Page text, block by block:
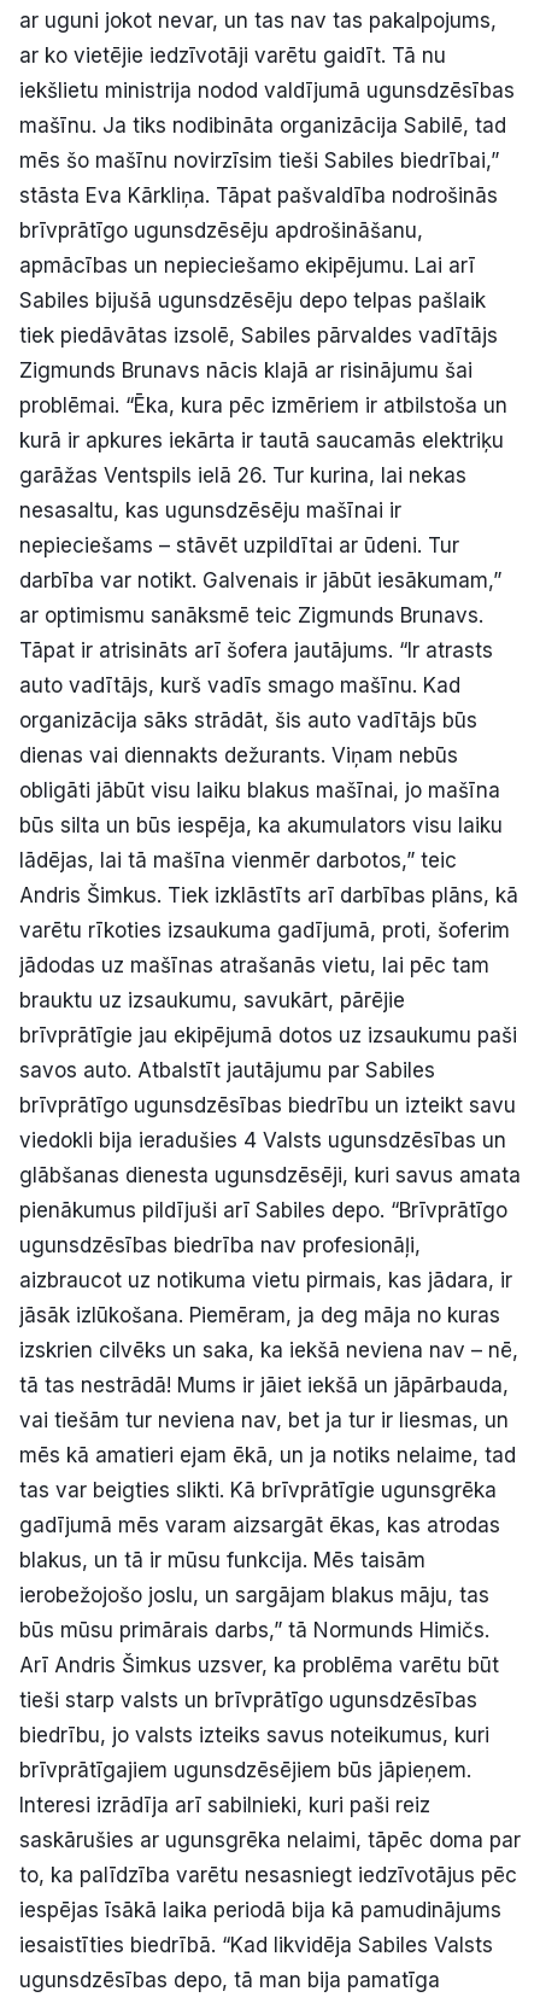
ar uguni jokot nevar, un tas nav tas pakalpojums,
ar ko vietējie iedzīvotāji varētu gaidīt. Tā nu
iekšlietu ministrija nodod valdījumā ugunsdzēsības
mašīnu. Ja tiks nodibināta organizācija Sabilē, tad
mēs šo mašīnu novirzīsim tieši Sabiles biedrībai,”
stāsta Eva Kārkliņa. Tāpat pašvaldība nodrošinās
brīvprātīgo ugunsdzēsēju apdrošināšanu,
apmācības un nepieciešamo ekipējumu. Lai arī
Sabiles bijušā ugunsdzēsēju depo telpas pašlaik
tiek piedāvātas izsolē, Sabiles pārvaldes vadītājs
Zigmunds Brunavs nācis klajā ar risinājumu šai
problēmai. “Ēka, kura pēc izmēriem ir atbilstoša un
kurā ir apkures iekārta ir tautā saucamās elektriķu
garāžas Ventspils ielā 26. Tur kurina, lai nekas
nesasaltu, kas ugunsdzēsēju mašīnai ir
nepieciešams – stāvēt uzpildītai ar ūdeni. Tur
darbība var notikt. Galvenais ir jābūt iesākumam,”
ar optimismu sanāksmē teic Zigmunds Brunavs.
Tāpat ir atrisināts arī šofera jautājums. “Ir atrasts
auto vadītājs, kurš vadīs smago mašīnu. Kad
organizācija sāks strādāt, šis auto vadītājs būs
dienas vai diennakts dežurants. Viņam nebūs
obligāti jābūt visu laiku blakus mašīnai, jo mašīna
būs silta un būs iespēja, ka akumulators visu laiku
lādējas, lai tā mašīna vienmēr darbotos,” teic
Andris Šimkus. Tiek izklāstīts arī darbības plāns, kā
varētu rīkoties izsaukuma gadījumā, proti, šoferim
jādodas uz mašīnas atrašanās vietu, lai pēc tam
brauktu uz izsaukumu, savukārt, pārējie
brīvprātīgie jau ekipējumā dotos uz izsaukumu paši
savos auto. Atbalstīt jautājumu par Sabiles
brīvprātīgo ugunsdzēsības biedrību un izteikt savu
viedokli bija ieradušies 4 Valsts ugunsdzēsības un
glābšanas dienesta ugunsdzēsēji, kuri savus amata
pienākumus pildījuši arī Sabiles depo. “Brīvprātīgo
ugunsdzēsības biedrība nav profesionāļi,
aizbraucot uz notikuma vietu pirmais, kas jādara, ir
jāsāk izlūkošana. Piemēram, ja deg māja no kuras
izskrien cilvēks un saka, ka iekšā neviena nav – nē,
tā tas nestrādā! Mums ir jāiet iekšā un jāpārbauda,
vai tiešām tur neviena nav, bet ja tur ir liesmas, un
mēs kā amatieri ejam ēkā, un ja notiks nelaime, tad
tas var beigties slikti. Kā brīvprātīgie ugunsgrēka
gadījumā mēs varam aizsargāt ēkas, kas atrodas
blakus, un tā ir mūsu funkcija. Mēs taisām
ierobežojošo joslu, un sargājam blakus māju, tas
būs mūsu primārais darbs,” tā Normunds Himičs.
Arī Andris Šimkus uzsver, ka problēma varētu būt
tieši starp valsts un brīvprātīgo ugunsdzēsības
biedrību, jo valsts izteiks savus noteikumus, kuri
brīvprātīgajiem ugunsdzēsējiem būs jāpieņem.
Interesi izrādīja arī sabilnieki, kuri paši reiz
saskārušies ar ugunsgrēka nelaimi, tāpēc doma par
to, ka palīdzība varētu nesasniegt iedzīvotājus pēc
iespējas īsākā laika periodā bija kā pamudinājums
iesaistīties biedrībā. “Kad likvidēja Sabiles Valsts
ugunsdzēsības depo, tā man bija pamatīga